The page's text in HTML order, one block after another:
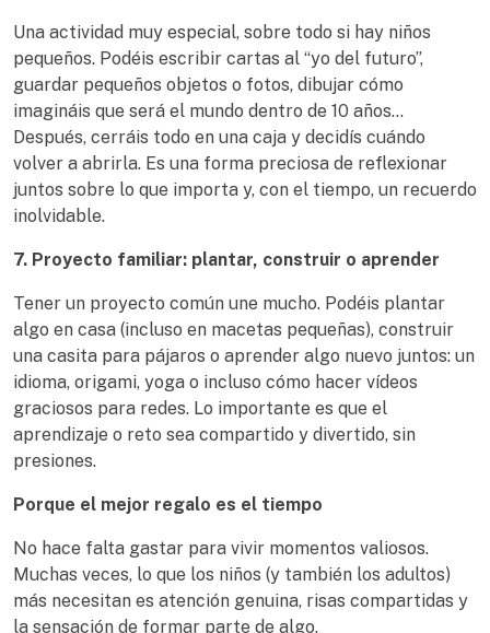
Una actividad muy especial, sobre todo si hay niños
pequeños. Podéis escribir cartas al “yo del futuro”,
guardar pequeños objetos o fotos, dibujar cómo
imagináis que será el mundo dentro de 10 años…
Después, cerráis todo en una caja y decidís cuándo
volver a abrirla. Es una forma preciosa de reflexionar
juntos sobre lo que importa y, con el tiempo, un recuerdo
inolvidable.
7. Proyecto familiar: plantar, construir o aprender
Tener un proyecto común une mucho. Podéis plantar
algo en casa (incluso en macetas pequeñas), construir
una casita para pájaros o aprender algo nuevo juntos: un
idioma, origami, yoga o incluso cómo hacer vídeos
graciosos para redes. Lo importante es que el
aprendizaje o reto sea compartido y divertido, sin
presiones.
Porque el mejor regalo es el tiempo
No hace falta gastar para vivir momentos valiosos.
Muchas veces, lo que los niños (y también los adultos)
más necesitan es atención genuina, risas compartidas y
la sensación de formar parte de algo.